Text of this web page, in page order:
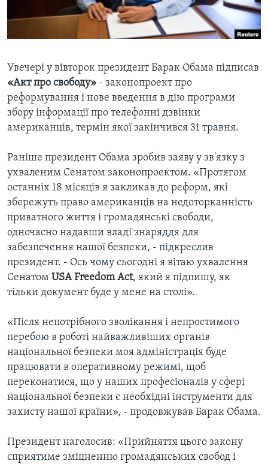
СУСПІЛЬСТВО
ТЕЛЕПРОГРАМИ
БРИФІНГ ГОЛОСУ АМЕРИКИ
СТУДІЯ ВАШИНГТОН
ВІКНО В АМЕРИКУ
ПРАЙМ-ТАЙМ
ПОГЛЯД З ВАШИНГТОНА
Learning English
МИ В СОЦМЕРЕЖАХ
Увечері у вівторок президент Барак Обама підписав
«Акт про свободу» - законопроект про
реформування і нове введення в дію програми
збору інформації про телефонні дзвінки
американців, термін якої закінчився 31 травня.
Раніше президент Обама зробив заяву у зв'язку з
ухваленим Сенатом законопроектом. «Протягом
останніх 18 місяців я закликав до реформ, які
збережуть право американців на недоторканність
приватного життя і громадянські свободи,
одночасно надавши владі знаряддя для
забезпечення нашої безпеки, - підкреслив
президент. - Ось чому сьогодні я вітаю ухвалення
Сенатом USA Freedom Act, який я підпишу, як
тільки документ буде у мене на столі».
«Після непотрібного зволікання і непростимого
перебою в роботі найважливіших органів
національної безпеки моя адміністрація буде
працювати в оперативному режимі, щоб
переконатися, що у наших професіоналів у сфері
національної безпеки є необхідні інструменти для
захисту нашої країни», - продовжував Барак Обама.
Президент наголосив: «Прийняття цього закону
сприятиме зміцненню громадянських свобод і